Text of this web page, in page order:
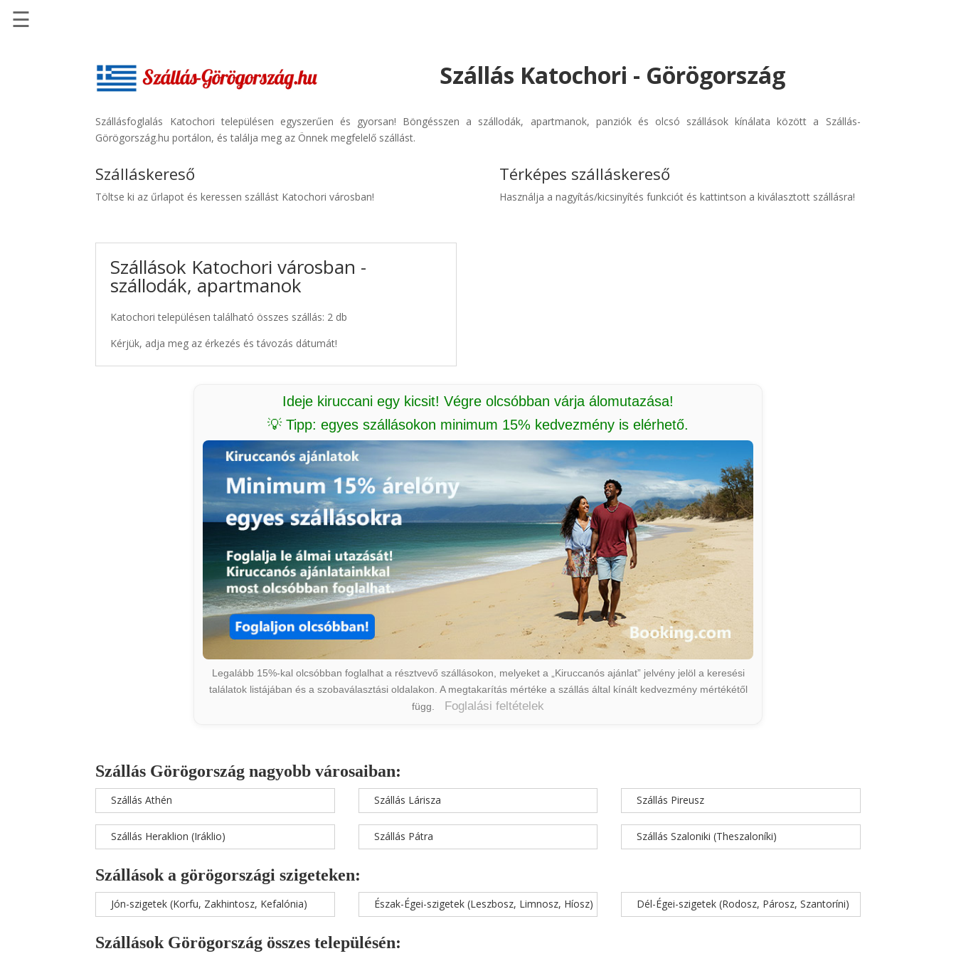
Szállásinfo.eu
Repülőjegy
Autóbérlés
☰
Szállás Katochori - Görögország
Szállásfoglalás Katochori településen egyszerűen és gyorsan! Böngésszen a szállodák, apartmanok, panziók és olcsó szállások kínálata között a Szállás-
Görögország.hu portálon, és találja meg az Önnek megfelelő szállást.
Szálláskereső
Töltse ki az űrlapot és keressen szállást Katochori városban!
Szállások Katochori városban -
szállodák, apartmanok
Katochori településen található összes szállás: 2 db
Kérjük, adja meg az érkezés és távozás dátumát!
Térképes szálláskereső
Használja a nagyítás/kicsinyítés funkciót és kattintson a kiválasztott szállásra!
Ideje kiruccani egy kicsit! Végre olcsóbban várja álomutazása!
💡 Tipp: egyes szállásokon minimum 15% kedvezmény is elérhető.
Legalább 15%-kal olcsóbban foglalhat a résztvevő szállásokon, melyeket a „Kiruccanós ajánlat” jelvény jelöl a keresési
találatok listájában és a szobaválasztási oldalakon. A megtakarítás mértéke a szállás által kínált kedvezmény mértékétől
függ.
Foglalási feltételek
Szállás Görögország nagyobb városaiban:
Szállás Athén
Szállás Heraklion (Iráklio)
Szállás Lárisza
Szállás Pátra
Szállás Pireusz
Szállás Szaloniki (Theszaloníki)
Szállások a görögországi szigeteken:
Jón-szigetek (Korfu, Zakhintosz, Kefalónia) Észak-Égei-szigetek (Leszbosz, Limnosz, Híosz) Dél-Égei-szigetek (Rodosz, Párosz, Szantoríni)
Szállások Görögország összes településén: